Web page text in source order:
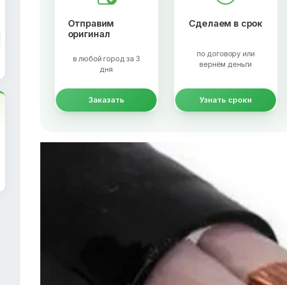
Отправим
оригинал
в любой город за 3
дня
Заказать
Сделаем в срок
по договору или
вернём деньги
Узнать сроки